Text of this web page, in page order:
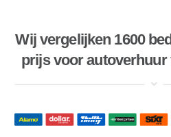
Wij vergelijken 1600
prijs voor